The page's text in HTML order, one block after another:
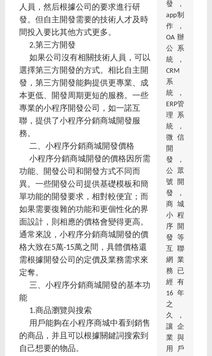
人員，然后根據公司的要求進行研
發。但自主開發需要的技術人才及時
間投入要比其他方式更多。
2.第三方開發
如果公司沒有相關技術人員，可以
選擇第三方開發的方式。相比自主開
發，第三方開發能夠提供更專業、成
本更低、開發周期更短的服務。一些
專業的小程序開發公司，如一諾互
聯，提供了小程序分銷商城開發服
務。
二、小程序分銷商城開發價格
小程序分銷商城開發的價格因所需
功能、開發公司和開發方式不同而
異。一些開發公司提供基礎模板和簡
單功能的開發要求，相對較便宜；而
如果需要復雜的功能和更個性化的界
面設計，則相應的價格會變得更高。
通常來說，小程序分銷商城開發的價
格大致在5萬-15萬之間，具體價格還
需根據開發公司的定價及業務需求來
定奪。
三、小程序分銷商城開發的基本功
能
1.商品瀏覽與搜索
用戶能夠在小程序商城中看到銷售
的商品，并且可以根據關鍵詞搜索到
自己想要的物品。
發，
app制
作，
OA辦
公系
統，
CRM
系
統，
ERP管
理系
統，
微信
開
發，
公眾
號開
發，
商城
小程
序開
發等
互聯
網業
務已
經有
16年
之
久，
讓企
業與
用戶